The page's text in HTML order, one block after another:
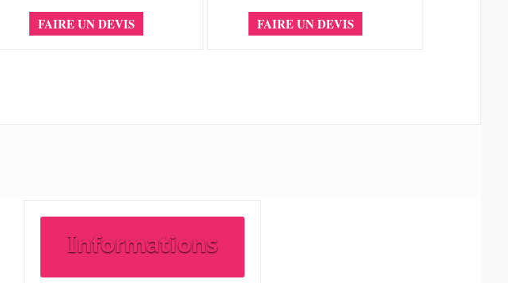
FAIRE UN DEVIS FAIRE UN DEVIS
Informations